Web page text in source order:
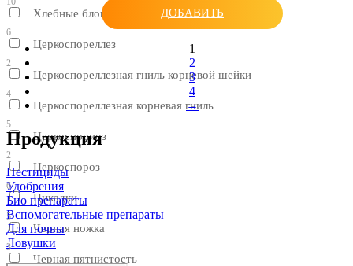
Хлебные блошки
6
Церкоспореллез
2
Церкоспореллезная гниль корневой шейки
4
Церкоспореллезная корневая гниль
5
Церкоспориоз
2
Церкоспороз
6
Цикадки
5
Черная ножка
3
Черная пятнистость
ДОБАВИТЬ
1
2
3
4
→
Продукция
Пестициды
Удобрения
Био препараты
Вспомогательные препараты
Для почвы
Ловушки